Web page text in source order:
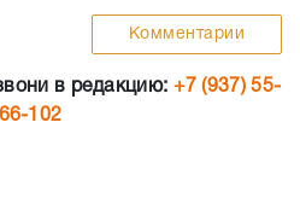
Комментарии
в редакцию: +7 (937) 55-
66-102